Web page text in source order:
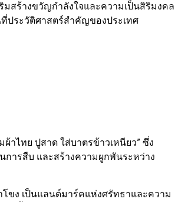
สร้างขวัญกำลังใจและความเป็นสิริมงคล
ประวัติศาสตร์สำคัญของประเทศ
าไทย ปูสาด ใส่บาตรข้าวเหนียว” ซึ่ง
ารสืบ และสร้างความผูกพันระหว่าง
โขง เป็นแลนด์มาร์คแห่งศรัทธาและความ